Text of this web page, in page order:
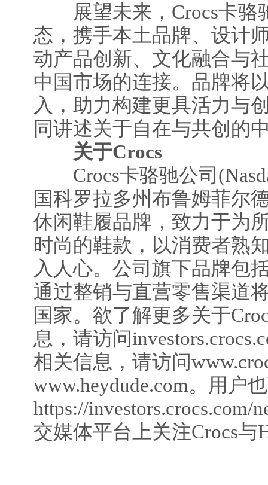
展望未来，Crocs卡骆
态，携手本土品牌、设计
动产品创新、文化融合与
中国市场的连接。品牌将
入，助力构建更具活力与
同讲述关于自在与共创的
关于Crocs
Crocs卡骆驰公司
国科罗拉多州布鲁姆菲尔
休闲鞋履品牌，致力于为
时尚的鞋款，以消费者熟
入人心。公司旗下品牌包
通过整销与直营零售渠道
国家。欲了解更多关于
息，请访问
相关信息，请访问
www.heydude.com。用户
https://investors.crocs.com/
交媒体平台上关注Crocs与